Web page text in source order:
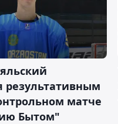
результативным
матче
Бытом"